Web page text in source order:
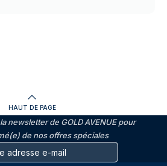
HAUT DE PAGE
newsletter de GOLD AVENUE pour
de nos offres spéciales